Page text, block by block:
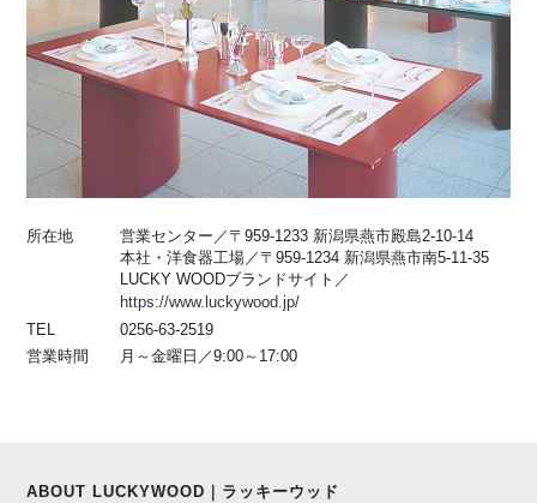
所在地
営業センター／〒959-1233 新潟県燕市殿島2-10-14
本社・洋食器工場／〒959-1234 新潟県燕市南5-11-35
LUCKY WOODブランドサイト／
https://www.luckywood.jp/
TEL
0256-63-2519
営業時間
月～金曜日／9:00～17:00
ABOUT LUCKYWOOD｜ラッキーウッド